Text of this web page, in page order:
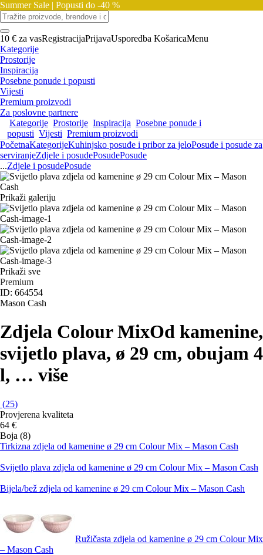
Summer Sale | Popusti do -40 %
10 € za vasRegistracijaPrijavaUsporedba KošaricaMenu
Kategorije
Prostorije
Inspiracija
Posebne ponude i popusti
Vijesti
Premium proizvodi
Za poslovne partnere
Kategorije Prostorije Inspiracija Posebne ponude i
popusti Vijesti Premium proizvodi
PočetnaKategorijeKuhinjsko posuđe i pribor za jeloPosuđe i posude za
serviranjeZdjele i posudePosudePosude
...Zdjele i posudePosude
Prikaži galeriju
Prikaži sve
Premium
ID: 664554
Mason Cash
Zdjela Colour MixOd kamenine,
svijetlo plava, ø 29 cm, obujam 4
l, … više
(25)
Provjerena kvaliteta
64 €
Boja (8)
Tirkizna zdjela od kamenine ø 29 cm Colour Mix – Mason Cash
Svijetlo plava zdjela od kamenine ø 29 cm Colour Mix – Mason Cash
Bijela/bež zdjela od kamenine ø 29 cm Colour Mix – Mason Cash
Ružičasta zdjela od kamenine ø 29 cm Colour Mix
– Mason Cash